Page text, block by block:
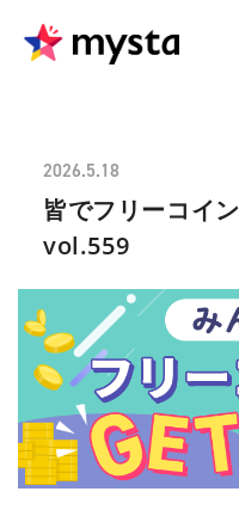
2026.5.18
皆でフリーコイ
vol.559